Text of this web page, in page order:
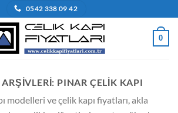
0542 338 09 42
0
PINAR ÇELIK KAPI
modelleri ve çelik kapı fiyatları, akla